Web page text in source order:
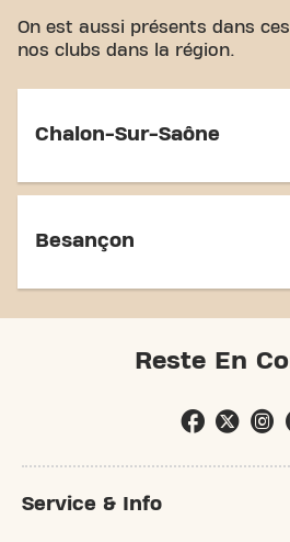
On est aussi présents dans
nos clubs dans la région.
Chalon-Sur-Saône
Besançon
Reste En
Service & Info